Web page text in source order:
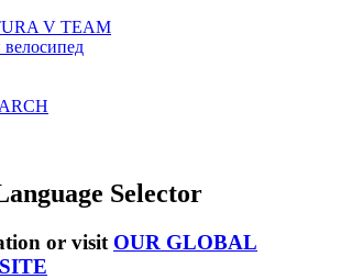
V TEAM
велосипед
Selector
or visit OUR GLOBAL